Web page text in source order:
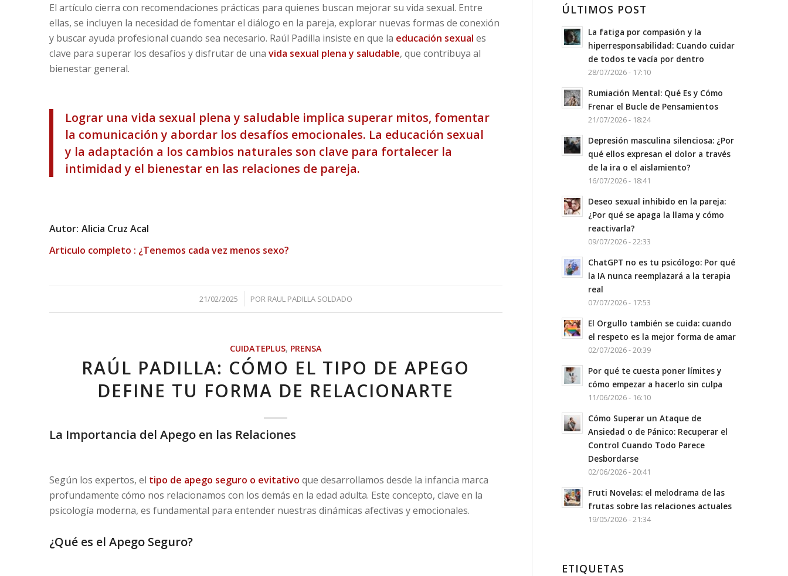
El artículo cierra con recomendaciones prácticas para quienes buscan mejorar su vida sexual. Entre
ellas, se incluyen la necesidad de fomentar el diálogo en la pareja, explorar nuevas formas de conexión
y buscar ayuda profesional cuando sea necesario. Raúl Padilla insiste en que la educación sexual es
clave para superar los desafíos y disfrutar de una vida sexual plena y saludable, que contribuya al
bienestar general.
Lograr una vida sexual plena y saludable implica superar mitos, fomentar
la comunicación y abordar los desafíos emocionales. La educación sexual
y la adaptación a los cambios naturales son clave para fortalecer la
intimidad y el bienestar en las relaciones de pareja.
Autor: Alicia Cruz Acal
Articulo completo : ¿Tenemos cada vez menos sexo?
21/02/2025
/ POR RAUL PADILLA SOLDADO
CUIDATEPLUS, PRENSA
RAÚL PADILLA: CÓMO EL TIPO DE APEGO
DEFINE TU FORMA DE RELACIONARTE
La Importancia del Apego en las Relaciones
Según los expertos, el tipo de apego seguro o evitativo que desarrollamos desde la infancia marca
profundamente cómo nos relacionamos con los demás en la edad adulta. Este concepto, clave en la
psicología moderna, es fundamental para entender nuestras dinámicas afectivas y emocionales.
¿Qué es el Apego Seguro?
ÚLTIMOS POST
La fatiga por compasión y la
hiperresponsabilidad: Cuando cuidar
de todos te vacía por dentro
28/07/2026 - 17:10
Rumiación Mental: Qué Es y Cómo
Frenar el Bucle de Pensamientos
21/07/2026 - 18:24
Depresión masculina silenciosa: ¿Por
qué ellos expresan el dolor a través
de la ira o el aislamiento?
16/07/2026 - 18:41
Deseo sexual inhibido en la pareja:
¿Por qué se apaga la llama y cómo
reactivarla?
09/07/2026 - 22:33
ChatGPT no es tu psicólogo: Por qué
la IA nunca reemplazará a la terapia
real
07/07/2026 - 17:53
El Orgullo también se cuida: cuando
el respeto es la mejor forma de amar
02/07/2026 - 20:39
Por qué te cuesta poner límites y
cómo empezar a hacerlo sin culpa
11/06/2026 - 16:10
Cómo Superar un Ataque de
Ansiedad o de Pánico: Recuperar el
Control Cuando Todo Parece
Desbordarse
02/06/2026 - 20:41
Fruti Novelas: el melodrama de las
frutas sobre las relaciones actuales
19/05/2026 - 21:34
ETIQUETAS